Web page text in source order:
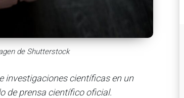
de Shutterstock
investigaciones científicas en un
de prensa científico oficial.